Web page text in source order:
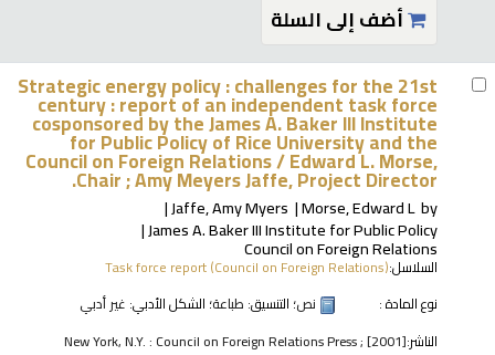
أضف إلى السلة
Strategic energy policy : challenges for the 21st
century : report of an independent task force
cosponsored by the James A. Baker III Institute
for Public Policy of Rice University and the
Council on Foreign Relations /Edward L. Morse,
Chair ; Amy Meyers Jaffe, Project Director.
by
Morse, Edward L
Jaffe, Amy Myers
James A. Baker III Institute for Public Policy
Council on Foreign Relations
السلاسل:Task force report (Council on Foreign Relations)
نوع المادة :
نص؛ التنسيق: طباعة؛ الشكل الأدبي: غير أدبي
الناشر:New York, N.Y. : Council on Foreign Relations Press ; [2001]